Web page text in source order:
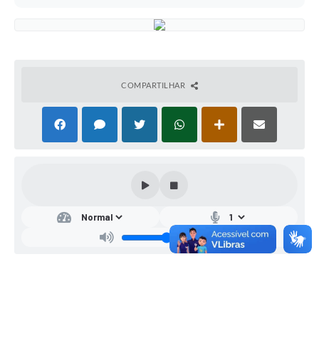
COMPARTILHAR